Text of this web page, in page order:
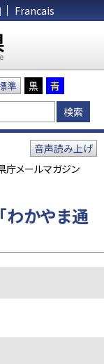
Francais
準 黒 青
庁メールマガジン
音声読み上げ
わかやま通